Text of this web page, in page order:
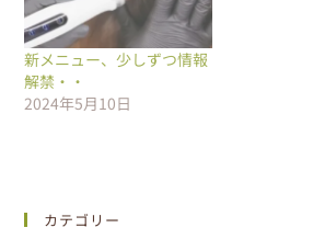
新メニュー、少しずつ情報
解禁・・
2024年5月10日
カテゴリー